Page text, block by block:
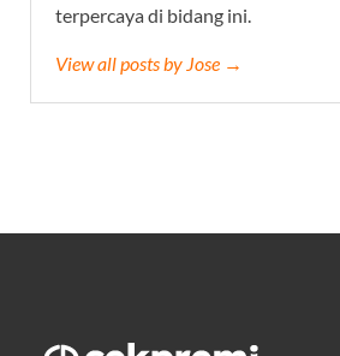
terpercaya di bidang ini.
View all posts by Jose →